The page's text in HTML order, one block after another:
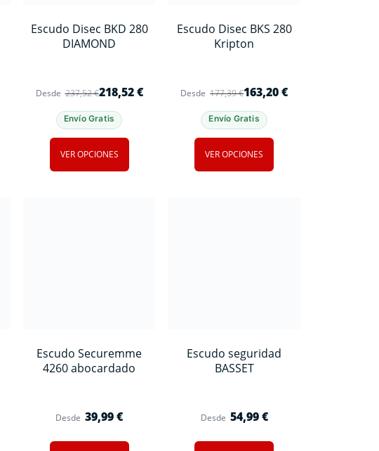
Escudo Disec BKD 280
DIAMOND
Desde 237,52€218,52€
Envío Gratis
VER OPCIONES
Escudo Disec BKS 280
Kripton
Desde 177,39€163,20€
Envío Gratis
VER OPCIONES
Escudo Securemme
4260 abocardado
Desde 39,99€
Escudo seguridad
BASSET
Desde 54,99€